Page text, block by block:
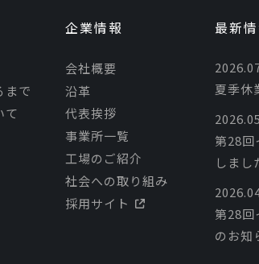
まで
て
企業情報
会社概要
沿革
代表挨拶
事業所一覧
工場のご紹介
社会への取り組み
採用サイト
最新
夏季休
第28回
しまし
第28回
のお知